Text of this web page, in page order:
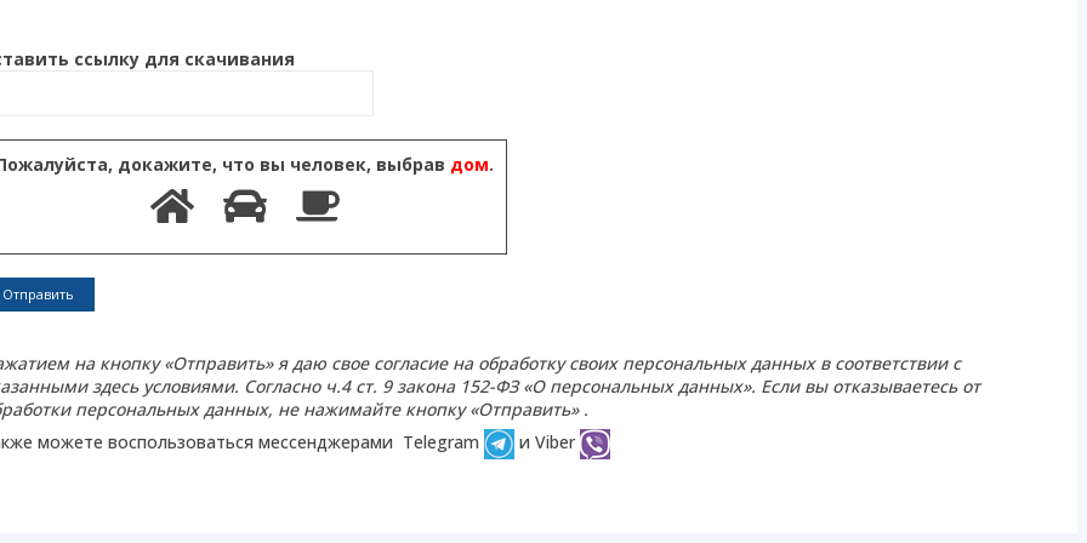
ссылку для скачивания
докажите, что вы человек, выбрав дом.
на кнопку «Отправить» я даю свое согласие на обработку своих персональных данных в соответствии с
здесь условиями. Согласно ч.4 ст. 9 закона 152-ФЗ «О персональных данных». Если вы отказываетесь от
персональных данных, не нажимайте кнопку «Отправить» .
можете воспользоваться мессенджерами Telegram
и Viber